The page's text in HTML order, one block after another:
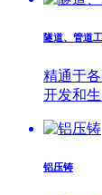
隧道、管道
精通于
开发和
铝压铸